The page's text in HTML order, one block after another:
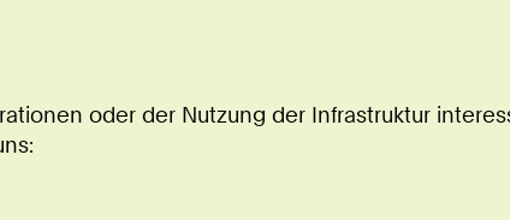
oder der Nutzung der Infrastruktur